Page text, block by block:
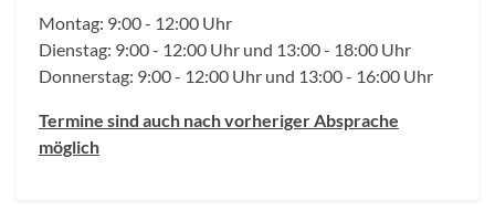
Montag: 9:00 - 12:00 Uhr
Dienstag: 9:00 - 12:00 Uhr und 13:00 - 18:00 Uhr
Donnerstag: 9:00 - 12:00 Uhr und 13:00 - 16:00 Uhr
Termine sind auch nach vorheriger Absprache
möglich